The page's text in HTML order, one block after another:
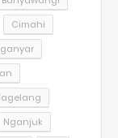
Cimahi
Nganjuk